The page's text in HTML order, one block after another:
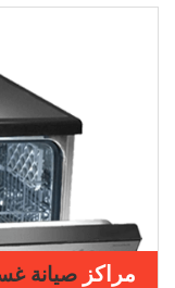
مراكز صيانة ديب